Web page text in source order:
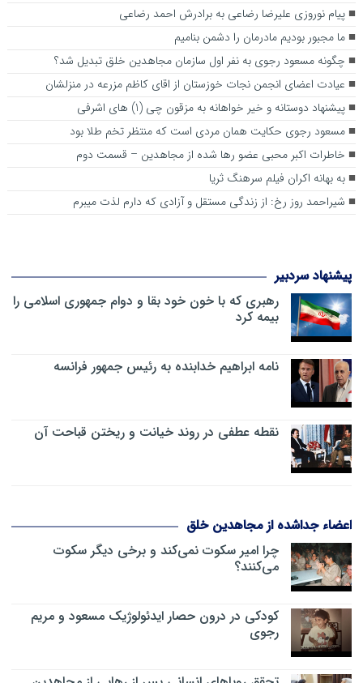
پیام نوروزی علیرضا رضاعی به برادرش احمد رضاعی
ما مجبور بودیم مادرمان را دشمن بنامیم
چگونه مسعود رجوی به نفر اول سازمان مجاهدین خلق تبدیل شد؟
عیادت اعضای انجمن نجات خوزستان از اقای کاظم مزرعه در منزلشان
پیشنهاد دوستانه و خیر خواهانه به مزقون چی (1) های اشرفی
مسعود رجوی حکایت همان مردی است که منتظر تخم طلا بود
خاطرات اکبر محبی عضو رها شده از مجاهدین – قسمت دوم
به ‌بهانه اکران فیلم سرهنگ ثریا
شیراحمد روز رخ: از زندگی مستقل و آزادی که دارم لذت میبرم
پیشنهاد سردبیر
رهبری که با خون خود بقا و دوام جمهوری اسلامی را
بیمه کرد
نامه ابراهیم خدابنده به رئیس جمهور فرانسه
نقطه عطفی در روند خیانت و ریختن قباحت آن
اعضاء جداشده از مجاهدین خلق
چرا امیر سکوت نمی‌کند و برخی دیگر سکوت
می‌کنند؟
کودکی در درون حصار ایدئولوژیک مسعود و مریم
رجوی